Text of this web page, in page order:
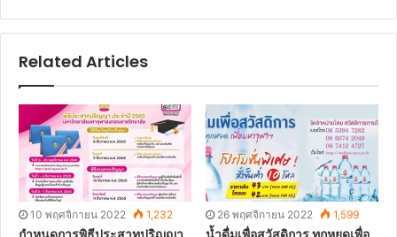
Related Articles
10 พฤศจิกายน 2022 1,232 26 พฤศจิกายน 2022 1,599